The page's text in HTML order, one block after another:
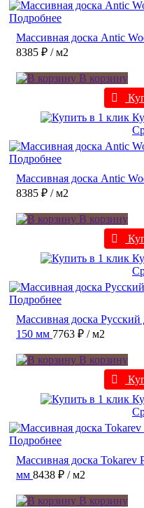
Подробнее
Массивная доска Antic
8385 ₽ / м2
В корзину
Подробнее
Массивная доска Antic
8385 ₽ / м2
В корзину
Подробнее
Массивная доска
150 мм 7763 ₽ / м2
В корзину
Подробнее
Массивная доска Tokarev
мм 8438 ₽ / м2
В корзину